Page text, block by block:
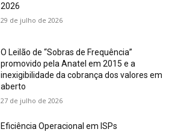
2026
29 de julho de 2026
O Leilão de “Sobras de Frequência”
promovido pela Anatel em 2015 e a
inexigibilidade da cobrança dos valores em
aberto
27 de julho de 2026
Eficiência Operacional em ISPs